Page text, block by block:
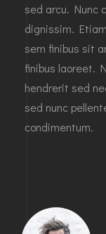
sed arcu. Nunc
dignissim.
sem finibus sit
finibus laoreet.
hendrerit sed
sed nunc
condimentum.